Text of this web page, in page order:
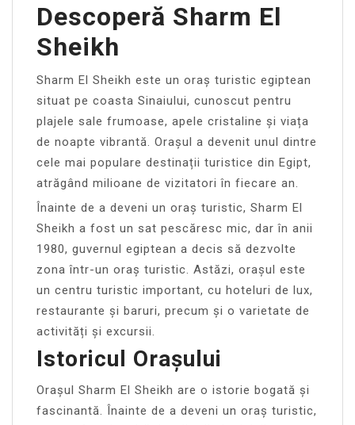
Descoperă Sharm El
Sheikh
Sharm El Sheikh este un oraș turistic egiptean
situat pe coasta Sinaiului, cunoscut pentru
plajele sale frumoase, apele cristaline și viața
de noapte vibrantă. Orașul a devenit unul dintre
cele mai populare destinații turistice din Egipt,
atrăgând milioane de vizitatori în fiecare an.
Înainte de a deveni un oraș turistic, Sharm El
Sheikh a fost un sat pescăresc mic, dar în anii
1980, guvernul egiptean a decis să dezvolte
zona într-un oraș turistic. Astăzi, orașul este
un centru turistic important, cu hoteluri de lux,
restaurante și baruri, precum și o varietate de
activități și excursii.
Istoricul Orașului
Orașul Sharm El Sheikh are o istorie bogată și
fascinantă. Înainte de a deveni un oraș turistic,